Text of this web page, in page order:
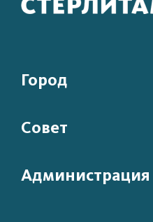
Город
Совет
Администрация